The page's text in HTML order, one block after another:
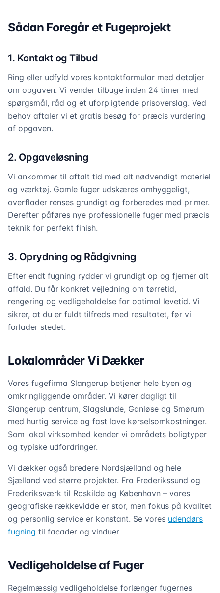
Sådan Foregår et Fugeprojekt
1. Kontakt og Tilbud
Ring eller udfyld vores kontaktformular med detaljer
om opgaven. Vi vender tilbage inden 24 timer med
spørgsmål, råd og et uforpligtende prisoverslag. Ved
behov aftaler vi et gratis besøg for præcis vurdering
af opgaven.
2. Opgaveløsning
Vi ankommer til aftalt tid med alt nødvendigt materiel
og værktøj. Gamle fuger udskæres omhyggeligt,
overflader renses grundigt og forberedes med primer.
Derefter påføres nye professionelle fuger med præcis
teknik for perfekt finish.
3. Oprydning og Rådgivning
Efter endt fugning rydder vi grundigt op og fjerner alt
affald. Du får konkret vejledning om tørretid,
rengøring og vedligeholdelse for optimal levetid. Vi
sikrer, at du er fuldt tilfreds med resultatet, før vi
forlader stedet.
Lokalområder Vi Dækker
Vores fugefirma Slangerup betjener hele byen og
omkringliggende områder. Vi kører dagligt til
Slangerup centrum, Slagslunde, Ganløse og Smørum
med hurtig service og fast lave kørselsomkostninger.
Som lokal virksomhed kender vi områdets boligtyper
og typiske udfordringer.
Vi dækker også bredere Nordsjælland og hele
Sjælland ved større projekter. Fra Frederikssund og
Frederiksværk til Roskilde og København – vores
geografiske rækkevidde er stor, men fokus på kvalitet
og personlig service er konstant. Se vores udendørs
fugning til facader og vinduer.
Vedligeholdelse af Fuger
Regelmæssig vedligeholdelse forlænger fugernes